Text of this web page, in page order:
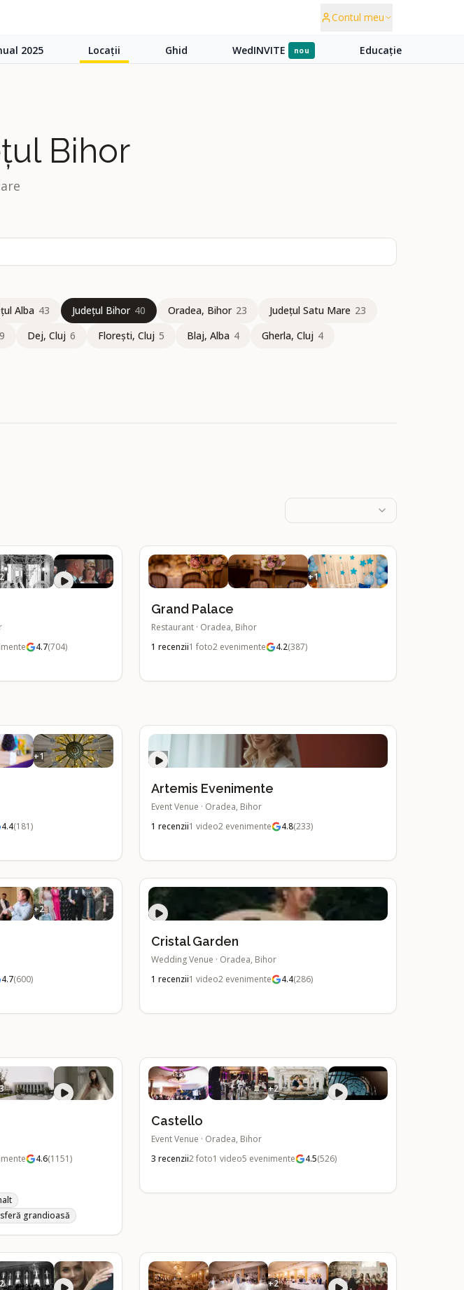
Contul meu
2025 Locații Ghid WedINVITE nou Educație
Bihor
Alba 43 Județul Bihor 40 Oradea, Bihor 23 Județul Satu Mare 23
9 Dej, Cluj 6 Florești, Cluj 5 Blaj, Alba 4 Gherla, Cluj 4
foto exterior1 Lac sau iaz
2
4.7(704)
+1
Grand Palace
Restaurant · Oradea, Bihor
1 recenzii1 foto2 evenimente 4.2(387)
+1
4.4(181)
Artemis Evenimente
Event Venue · Oradea, Bihor
1 recenzii1 video2 evenimente 4.8(233)
+2
4.7(600)
Cristal Garden
Wedding Venue · Oradea, Bihor
1 recenzii1 video2 evenimente 4.4(286)
3
4.6(1151)
grandioasă
+2
Castello
Event Venue · Oradea, Bihor
3 recenzii2foto1 video5 evenimente 4.5(526)
2 +2